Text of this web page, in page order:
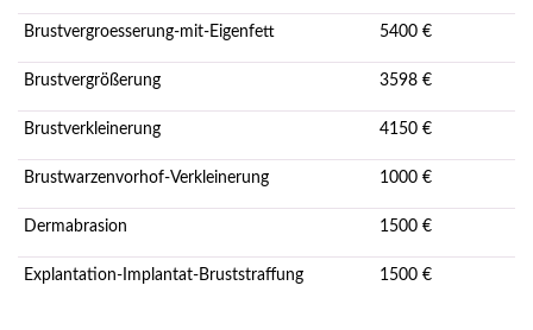
Brustvergroesserung-mit-Eigenfett 5400 €
Brustvergrößerung 3598 €
Brustverkleinerung 4150 €
Brustwarzenvorhof-Verkleinerung 1000 €
Dermabrasion 1500 €
Explantation-Implantat-Bruststraffung 1500 €